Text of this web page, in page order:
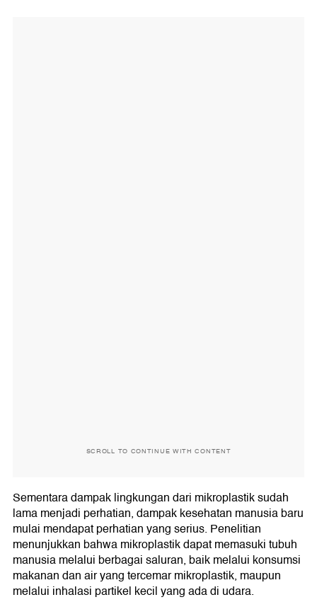
SCROLL TO CONTINUE WITH CONTENT
Sementara dampak lingkungan dari mikroplastik sudah
lama menjadi perhatian, dampak kesehatan manusia baru
mulai mendapat perhatian yang serius. Penelitian
menunjukkan bahwa mikroplastik dapat memasuki tubuh
manusia melalui berbagai saluran, baik melalui konsumsi
makanan dan air yang tercemar mikroplastik, maupun
melalui inhalasi partikel kecil yang ada di udara.